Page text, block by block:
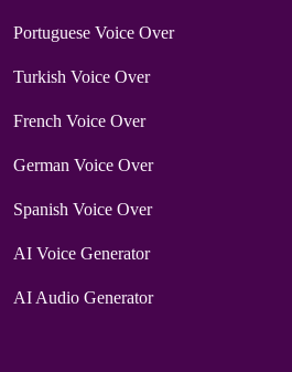
Portuguese Voice Over
Turkish Voice Over
French Voice Over
German Voice Over
Spanish Voice Over
AI Voice Generator
AI Audio Generator